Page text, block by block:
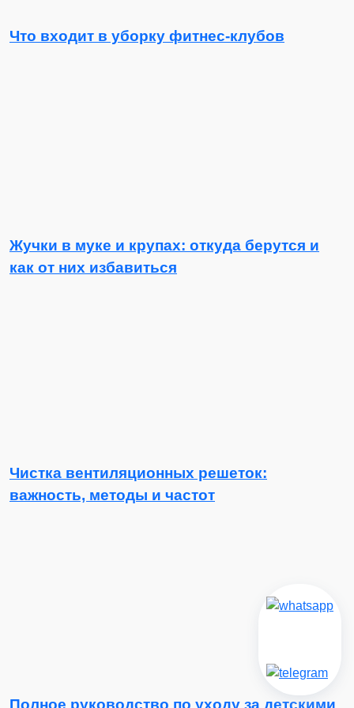
Что входит в уборку фитнес-клубов
Жучки в муке и крупах: откуда берутся и
как от них избавиться
Чистка вентиляционных решеток:
важность, методы и частот
Полное руководство по уходу за детскими